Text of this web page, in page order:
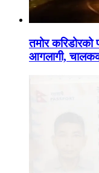
तमोर करिडोरको
आगलागी,